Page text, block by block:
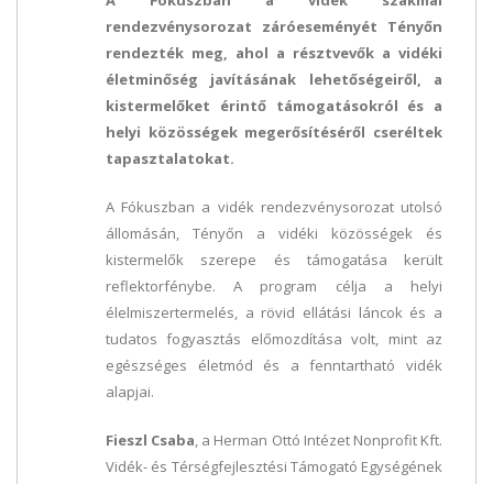
rendezvénysorozat záróeseményét Tényőn
rendezték meg, ahol a résztvevők a vidéki
életminőség javításának lehetőségeiről, a
kistermelőket érintő támogatásokról és a
helyi közösségek megerősítéséről cseréltek
tapasztalatokat.
A Fókuszban a vidék rendezvénysorozat utolsó
állomásán, Tényőn a vidéki közösségek és
kistermelők szerepe és támogatása került
reflektorfénybe. A program célja a helyi
élelmiszertermelés, a rövid ellátási láncok és a
tudatos fogyasztás előmozdítása volt, mint az
egészséges életmód és a fenntartható vidék
alapjai.
Fieszl Csaba , a Herman Ottó Intézet Nonprofit Kft.
Vidék- és Térségfejlesztési Támogató Egységének